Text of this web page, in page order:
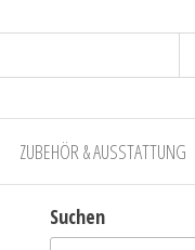
ZUBEHÖR & AUSSTATTUNG
Suchen